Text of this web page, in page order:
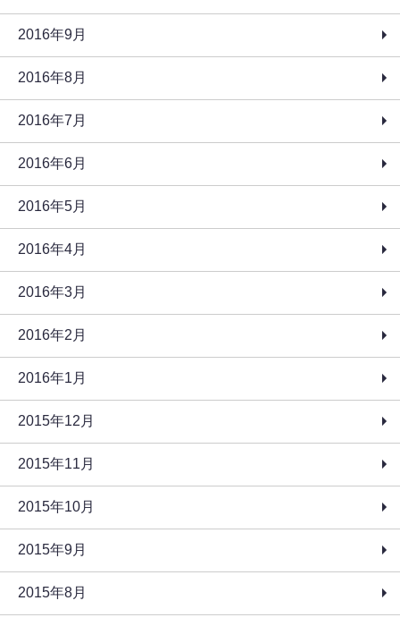
2016年9月
2016年8月
2016年7月
2016年6月
2016年5月
2016年4月
2016年3月
2016年2月
2016年1月
2015年12月
2015年11月
2015年10月
2015年9月
2015年8月